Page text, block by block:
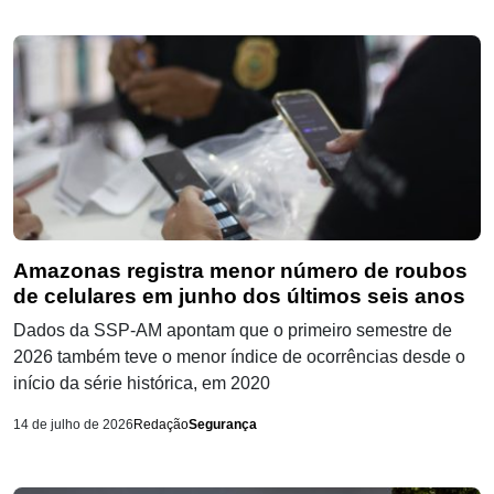
Amazonas registra menor número de roubos
de celulares em junho dos últimos seis anos
Dados da SSP-AM apontam que o primeiro semestre de
2026 também teve o menor índice de ocorrências desde o
início da série histórica, em 2020
14 de julho de 2026 RedaçãoSegurança